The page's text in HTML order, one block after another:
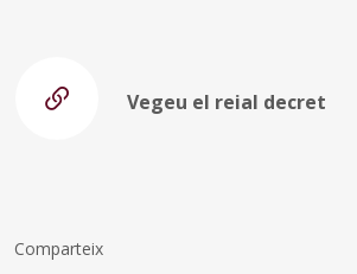
Vegeu el reial decret
Comparteix